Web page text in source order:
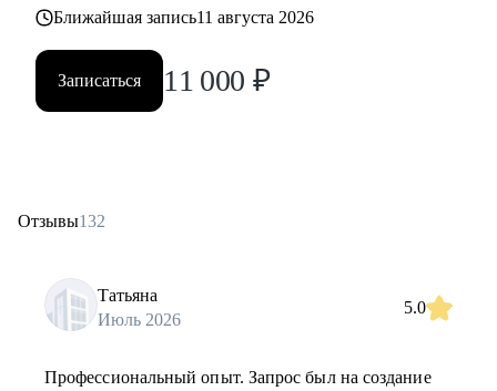
Ближайшая запись11 августа 2026
Записаться 11 000 ₽
Отзывы132
Татьяна
Июль 2026
5.0
Профессиональный опыт. Запрос был на создание